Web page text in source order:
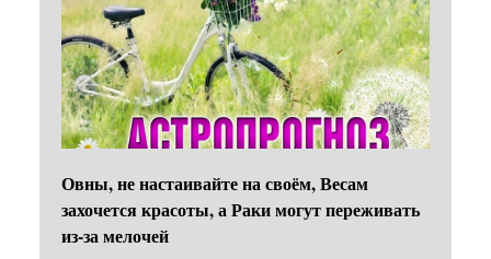
Овны, не настаивайте на своём, Весам
захочется красоты, а Раки могут переживать
из-за мелочей